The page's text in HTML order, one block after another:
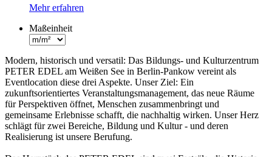
Mehr erfahren
Maßeinheit
Modern, historisch und versatil: Das Bildungs- und Kulturzentrum
PETER EDEL am Weißen See in Berlin-Pankow vereint als
Eventlocation diese drei Aspekte. Unser Ziel: Ein
zukunftsorientiertes Veranstaltungsmanagement, das neue Räume
für Perspektiven öffnet, Menschen zusammenbringt und
gemeinsame Erlebnisse schafft, die nachhaltig wirken. Unser Herz
schlägt für zwei Bereiche, Bildung und Kultur - und deren
Realisierung ist unsere Berufung.